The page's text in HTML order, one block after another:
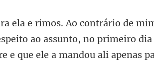
peito ao assunto, no primeiro dia
e que ele a mandou ali apenas